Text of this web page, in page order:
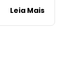
Leia Mais